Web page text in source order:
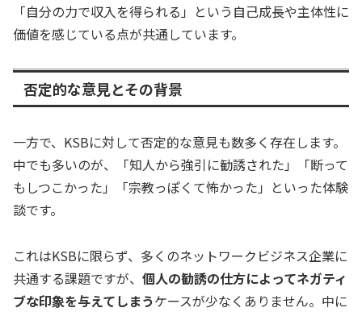
「自分の力で収入を得られる」という自己成長や主体性に
価値を感じている点が共通しています。
否定的な意見とその背景
一方で、KSBに対して否定的な意見も数多く存在します。
中でも多いのが、「知人から強引に勧誘された」「断って
もしつこかった」「宗教っぽくて怖かった」といった体験
談です。
これはKSBに限らず、多くのネットワークビジネス企業に
共通する課題ですが、 個人の勧誘の仕方によってネガティ
ブな印象を与えてしまうケースが少なくありません。中に